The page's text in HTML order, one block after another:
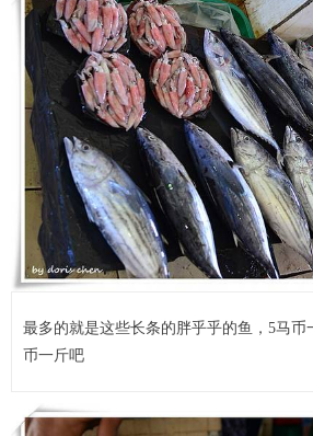
最多的就是这些长条的胖乎乎的鱼，5马币
币一斤吧